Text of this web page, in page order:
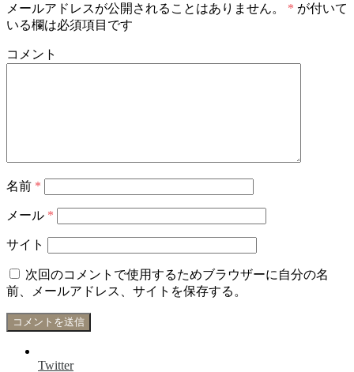
メールアドレスが公開されることはありません。 * が付いて
いる欄は必須項目です
コメント
名前 *
メール *
サイト
次回のコメントで使用するためブラウザーに自分の名
前、メールアドレス、サイトを保存する。
Twitter